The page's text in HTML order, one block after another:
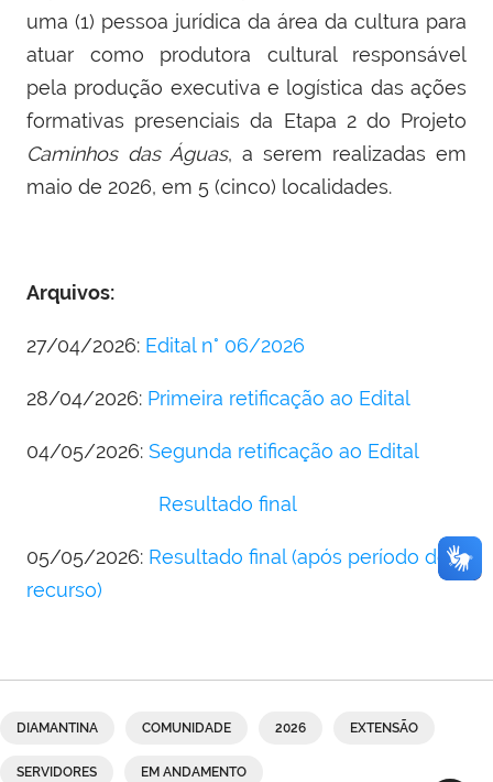
uma (1) pessoa jurídica da área da cultura para
atuar como produtora cultural responsável
pela produção executiva e logística das ações
formativas presenciais da Etapa 2 do Projeto
Caminhos das Águas, a serem realizadas em
maio de 2026, em 5 (cinco) localidades.
Arquivos:
27/04/2026: Edital n° 06/2026
28/04/2026: Primeira retificação ao Edital
04/05/2026: Segunda retificação ao Edital
Resultado final
05/05/2026: Resultado final (após período de
recurso)
DIAMANTINA COMUNIDADE 2026 EXTENSÃO
SERVIDORES EM ANDAMENTO